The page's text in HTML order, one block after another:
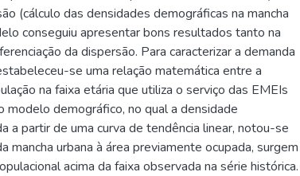
(cálculo das densidades demográficas na mancha
conseguiu apresentar bons resultados tanto na
da dispersão. Para caracterizar a demanda
se uma relação matemática entre a
na faixa etária que utiliza o serviço das EMEIs
modelo demográfico, no qual a densidade
a partir de uma curva de tendência linear, notou-se
mancha urbana à área previamente ocupada, surgem
acima da faixa observada na série histórica.